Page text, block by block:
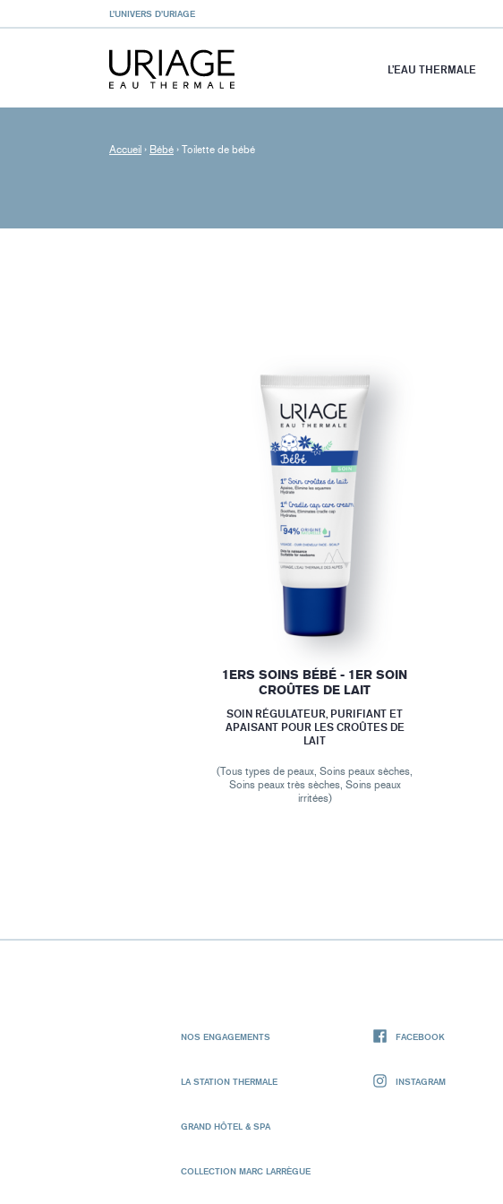
L’UNIVERS D’URIAGE
L’EAU THERMALE
Accueil › Bébé › Toilette de bébé
1ERS SOINS BÉBÉ - 1ER SOIN
CROÛTES DE LAIT
SOIN RÉGULATEUR, PURIFIANT ET
APAISANT POUR LES CROÛTES DE
LAIT
(Tous types de peaux, Soins peaux sèches,
Soins peaux très sèches, Soins peaux
irritées)
NOS ENGAGEMENTS
LA STATION THERMALE
GRAND HÔTEL & SPA
COLLECTION MARC LARRÈGUE
FACEBOOK
INSTAGRAM